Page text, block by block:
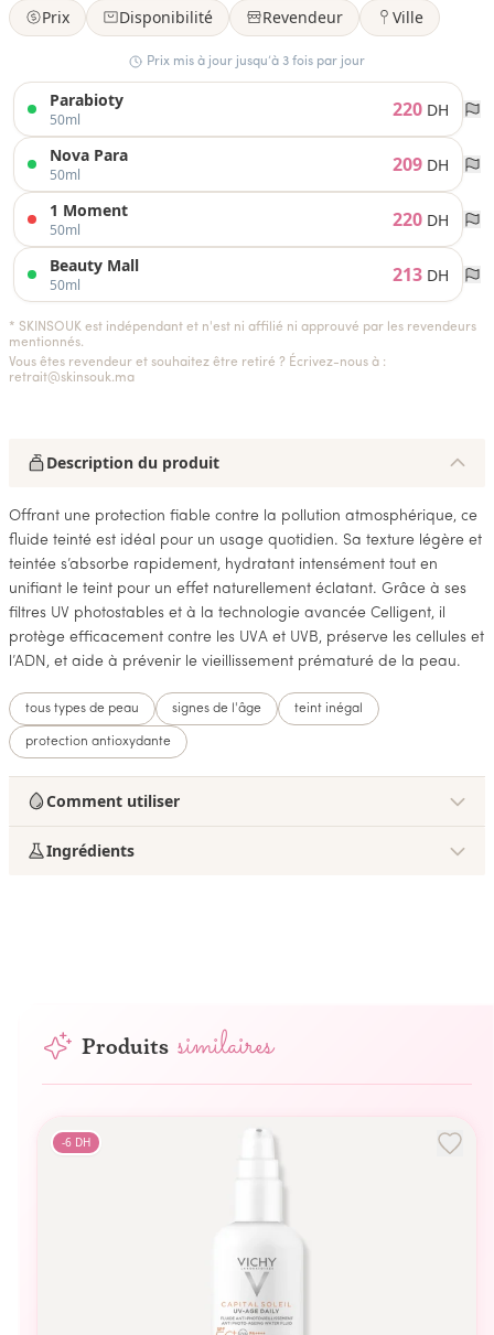
Prix Disponibilité Revendeur Ville
Prix mis à jour jusqu’à 3 fois par jour
Parabioty
50ml 220 DH
Nova Para
50ml 209 DH
1 Moment
50ml 220 DH
Beauty Mall
50ml 213 DH
* SKINSOUK est indépendant et n'est ni affilié ni approuvé par les revendeurs
mentionnés.
Vous êtes revendeur et souhaitez être retiré ? Écrivez-nous à :
retrait@skinsouk.ma
Description du produit
Offrant une protection fiable contre la pollution atmosphérique, ce
fluide teinté est idéal pour un usage quotidien. Sa texture légère et
teintée s’absorbe rapidement, hydratant intensément tout en
unifiant le teint pour un effet naturellement éclatant. Grâce à ses
filtres UV photostables et à la technologie avancée Celligent, il
protège efficacement contre les UVA et UVB, préserve les cellules et
l’ADN, et aide à prévenir le vieillissement prématuré de la peau.
tous types de peau signes de l'âge teint inégal
protection antioxydante
Comment utiliser
Ingrédients
Produits similaires
-6DH